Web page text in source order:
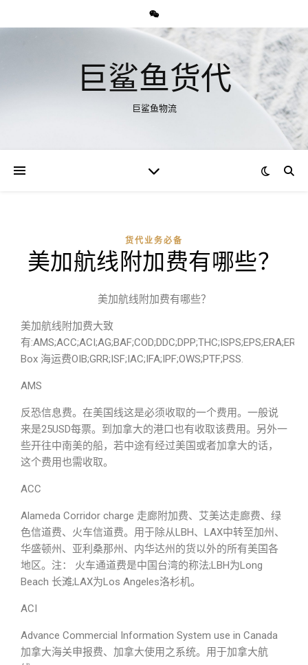
巨鲨鱼货代
巨鲨鱼物流
货代业务必备
美加航线附加费有哪些？
美加航线附加费有哪些？
美加航线附加费大致
有
Box 海运费OIB;GRR;ISF;IAC;IFA;IPF;OWS;PTF;PSS.
AMS
反恐信息费。在美国线这是必须收取的一个费用。一般说
来是25USD每票。到加拿大的港口也有收取该费用。另外一
些开往中南美的船，若中途有经过美国或者加拿大的话，
这个费用也需收取。
ACC
Alameda Corridor charge 走廊附加费、艾美达走廊费、绿
色信道费、火车信道费。用于除从LBH、LAX中转至加州、
华盛顿州、亚利桑那州、内华达州的货以外的所有美国各
地区。注： 火车通道费是中国台湾的称法;LBH为Long
Beach 长滩;LAX为Los Angeles洛杉机。
ACI
Advance Commercial Information System use in Canada
加拿大海关申报费、加拿大使用之系统。用于加拿大航